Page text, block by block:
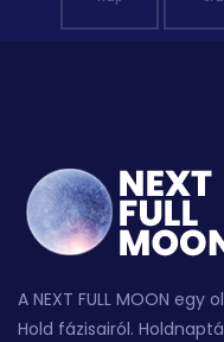
A NEXT FULL MOON
Hold fázisairól.